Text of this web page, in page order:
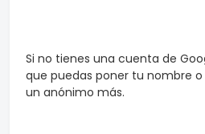
Si no tienes una cuenta de
que puedas poner tu nombre
un anónimo más.